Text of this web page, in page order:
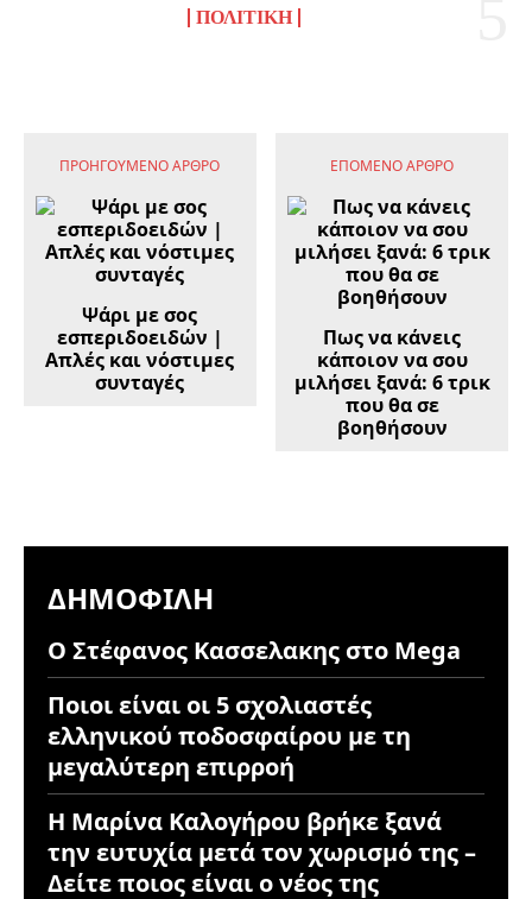
ΠΟΛΙΤΙΚΉ
ΠΡΟΗΓΟΎΜΕΝΟ ΆΡΘΡΟ
Ψάρι με σος
εσπεριδοειδών |
Απλές και νόστιμες
συνταγές
ΕΠΌΜΕΝΟ ΆΡΘΡΟ
Πως να κάνεις
κάποιον να σου
μιλήσει ξανά: 6 τρικ
που θα σε
βοηθήσουν
ΔΗΜΟΦΙΛΉ
Ο Στέφανος Κασσελακης στο Mega
Ποιοι είναι οι 5 σχολιαστές
ελληνικού ποδοσφαίρου με τη
μεγαλύτερη επιρροή
Η Μαρίνα Καλογήρου βρήκε ξανά
την ευτυχία μετά τον χωρισμό της –
Δείτε ποιος είναι ο νέος της